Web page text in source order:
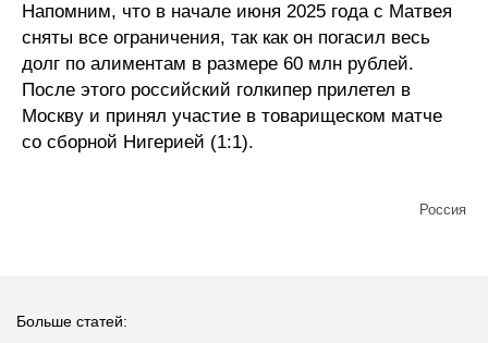
Напомним, что в начале июня 2025 года с Матвея
сняты все ограничения, так как он погасил весь
долг по алиментам в размере 60 млн рублей.
После этого российский голкипер прилетел в
Москву и принял участие в товарищеском матче
со сборной Нигерией (1:1).
Россия
Больше статей: